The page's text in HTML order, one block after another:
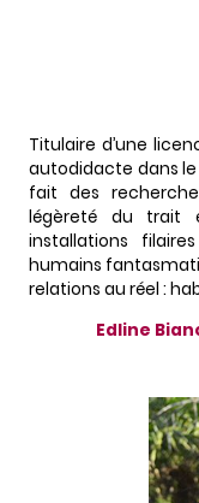
Titulaire d’une
autodidacte dans le
fait des
légèreté du trait
installations
humains
relations au réel :
Edline